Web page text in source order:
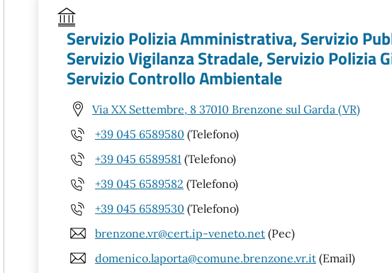
Servizio Polizia Amministrativa, Servizio
Servizio Vigilanza Stradale, Servizio Polizia
Servizio Controllo Ambientale
Via XX Settembre, 8 37010 Brenzone sul Garda (VR)
+39 045 6589580 (Telefono)
+39 045 6589581 (Telefono)
+39 045 6589582 (Telefono)
+39 045 6589530 (Telefono)
brenzone.vr@cert.ip-veneto.net (Pec)
domenico.laporta@comune.brenzone.vr.it (Email)